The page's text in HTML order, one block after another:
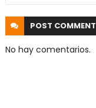
POST COMMENT
No hay comentarios.